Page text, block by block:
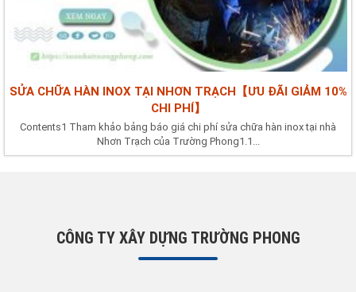
SỬA CHỮA HÀN INOX TẠI NHƠN TRẠCH【ƯU ĐÃI GIẢM 10%
CHI PHÍ】
Contents1 Tham khảo bảng báo giá chi phí sửa chữa hàn inox tại nhà
Nhơn Trạch của Trường Phong1.1...
CÔNG TY XÂY DỰNG TRƯỜNG PHONG